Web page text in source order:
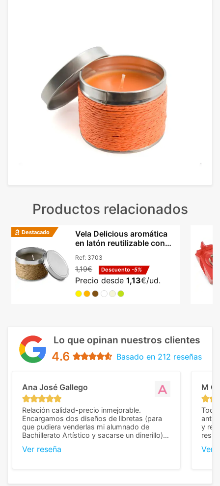
Productos relacionados
Destacado
Vela Delicious aromática
en latón reutilizable con
Ref: 3703
1,19€ Descuento -5%
Precio desde 1,13€/ud.
Lo que opinan nuestros clientes
4.6 Basado en 212 reseñas
Ana José Gallego
Relación calidad-precio inmejorable.
Encargamos dos diseños de libretas (para
que pudiera venderlas mi alumnado de
Bachillerato Artístico y sacarse un dinerillo) y
diferencia, con libretas de muy buena calidad
Ver reseña
M C
Todo
y
Ver